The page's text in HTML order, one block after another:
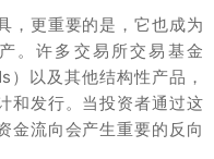
，更重要的是，它也成为
。许多交易所交易基金
）以及其他结构性产品，
和发行。当投资者通过这
金流向会产生重要的反向